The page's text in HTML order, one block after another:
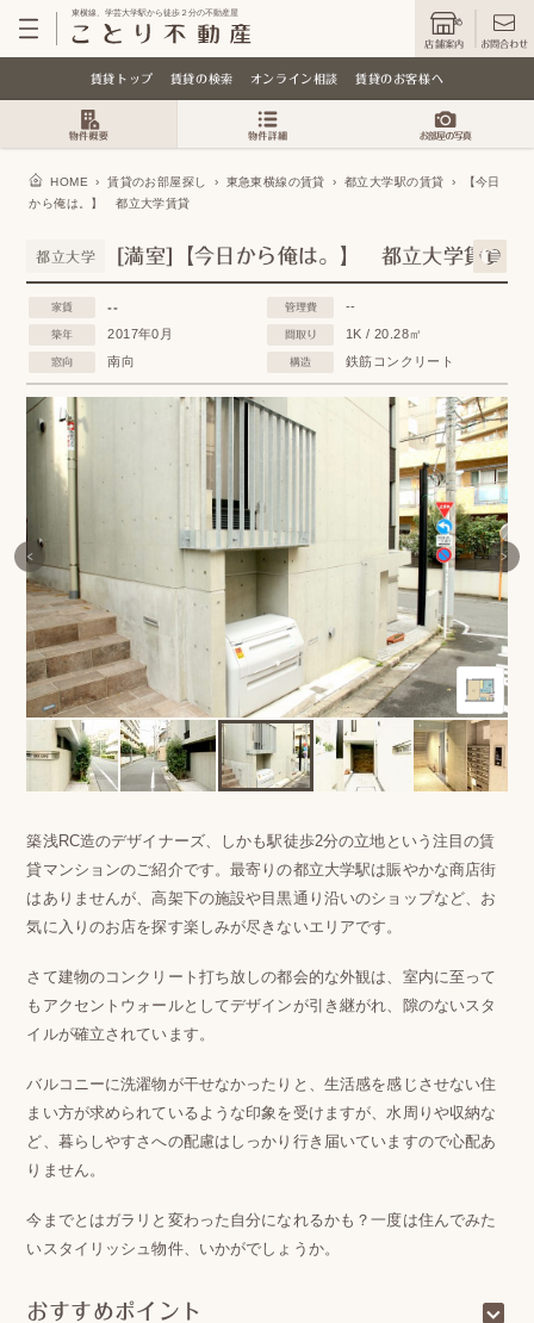
東横線、学芸大学駅から徒歩２分の不動産屋
店舗案内 お問合わせ
賃貸トップ 賃貸の検索 オンライン相談 賃貸のお客様へ
HOME › 賃貸のお部屋探し › 東急東横線の賃貸 › 都立大学駅の賃貸 ›
【今日
から俺は。】 都立大学賃貸
都立大学 [満室]【今日から俺は。】 都立大学賃貸
家賃 -- 管理費 --
築年 2017年0月 間取り 1K / 20.28㎡
窓向 南向 構造 鉄筋コンクリート
築浅RC造のデザイナーズ、しかも駅徒歩2分の立地という注目の賃
貸マンションのご紹介です。最寄りの都立大学駅は賑やかな商店街
はありませんが、高架下の施設や目黒通り沿いのショップなど、お
気に入りのお店を探す楽しみが尽きないエリアです。
さて建物のコンクリート打ち放しの都会的な外観は、室内に至って
もアクセントウォールとしてデザインが引き継がれ、隙のないスタ
イルが確立されています。
バルコニーに洗濯物が干せなかったりと、生活感を感じさせない住
まい方が求められているような印象を受けますが、水周りや収納な
ど、暮らしやすさへの配慮はしっかり行き届いていますので心配あ
りません。
今までとはガラリと変わった自分になれるかも？一度は住んでみた
いスタイリッシュ物件、いかがでしょうか。
おすすめポイント